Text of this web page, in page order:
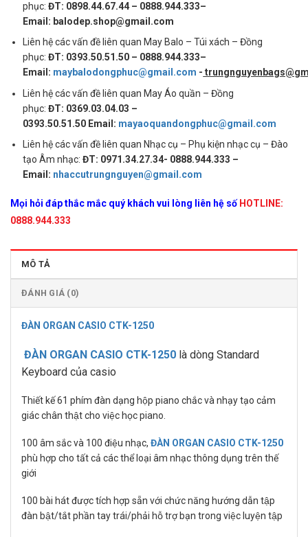
phục:ĐT: 0898.44.67.44 – 0888.944.333–
Email: balodep.shop@gmail.com
Liên hệ các vấn đề liên quan May Balo – Túi xách – Đồng
phục:ĐT: 0393.50.51.50 – 0888.944.333–
Email: maybalodongphuc@gmail.com -
Liên hệ các vấn đề liên quan May Áo quần – Đồng
phục:ĐT: 0369.03.04.03 –
0393.50.51.50 Email: mayaoquandongphuc@gmail.com
Liên hệ các vấn đề liên quan Nhạc cụ – Phụ kiện nhạc cụ – Đào
tạo Âm nhạc:ĐT: 0971.34.27.34- 0888.944.333 –
Email: nhaccutrungnguyen@gmail.com
Mọi hỏi đáp thắc mắc quý khách vui lòng liên hệ số HOTLINE:
0888.944.333
MÔ TẢ
ĐÁNH GIÁ (0)
ĐÀN ORGAN CASIO CTK-1250
ĐÀN ORGAN CASIO CTK-1250 là dòng Standard
Keyboard của casio
Thiết kế 61 phím đàn dạng hộp piano chắc và nhạy tạo cảm
giác chân thật cho việc học piano.
100 âm sắc và 100 điệu nhạc, ĐÀN ORGAN CASIO CTK-1250
phù hợp cho tất cả các thể loại âm nhạc thông dụng trên thế
giới
100 bài hát được tích hợp sẵn với chức năng hướng dẫn tập
đàn bật/tắt phần tay trái/phải hỗ trợ bạn trong việc luyện tập